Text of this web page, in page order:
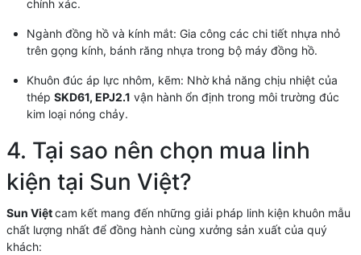
chính xác.
Ngành đồng hồ và kính mắt: Gia công các chi tiết nhựa nhỏ
trên gọng kính, bánh răng nhựa trong bộ máy đồng hồ.
Khuôn đúc áp lực nhôm, kẽm: Nhờ khả năng chịu nhiệt của
thép SKD61, EPJ2.1 vận hành ổn định trong môi trường đúc
kim loại nóng chảy.
4. Tại sao nên chọn mua linh
kiện tại Sun Việt?
Sun Việt cam kết mang đến những giải pháp linh kiện khuôn mẫu
chất lượng nhất để đồng hành cùng xưởng sản xuất của quý
khách: